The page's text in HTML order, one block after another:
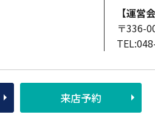
【運営
〒336-
来店予約